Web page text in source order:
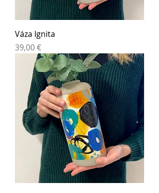
Váza Ignita
Cena
39,00 €